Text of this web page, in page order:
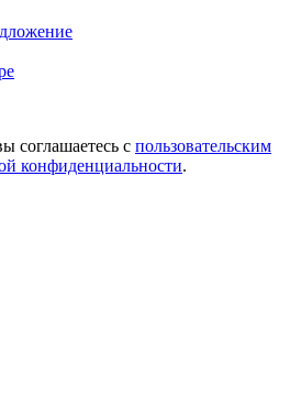
соглашаетесь с пользовательским
конфиденциальности.